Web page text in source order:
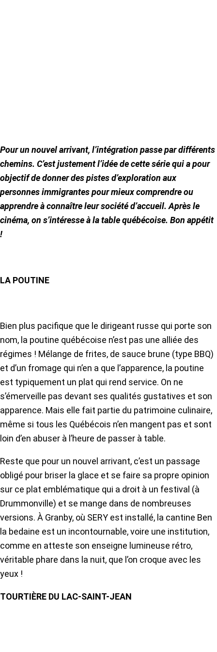
Pour un nouvel arrivant, l’intégration passe par différents
chemins. C’est justement l’idée de cette série qui a pour
objectif de donner des pistes d’exploration aux
personnes immigrantes pour mieux comprendre ou
apprendre à connaître leur société d’accueil. Après le
cinéma, on s’intéresse à la table québécoise. Bon appétit
!
LA POUTINE
Bien plus pacifique que le dirigeant russe qui porte son
nom, la poutine québécoise n’est pas une alliée des
régimes ! Mélange de frites, de sauce brune (type BBQ)
et d’un fromage qui n’en a que l’apparence, la poutine
est typiquement un plat qui rend service. On ne
s’émerveille pas devant ses qualités gustatives et son
apparence. Mais elle fait partie du patrimoine culinaire,
même si tous les Québécois n’en mangent pas et sont
loin d’en abuser à l’heure de passer à table.
Reste que pour un nouvel arrivant, c’est un passage
obligé pour briser la glace et se faire sa propre opinion
sur ce plat emblématique qui a droit à un festival (à
Drummonville) et se mange dans de nombreuses
versions. À Granby, où SERY est installé, la cantine Ben
la bedaine est un incontournable, voire une institution,
comme en atteste son enseigne lumineuse rétro,
véritable phare dans la nuit, que l’on croque avec les
yeux !
TOURTIÈRE DU LAC-SAINT-JEAN